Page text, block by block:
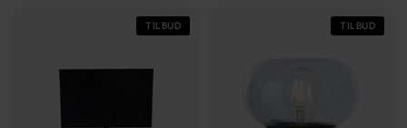
TILBUD TILBUD